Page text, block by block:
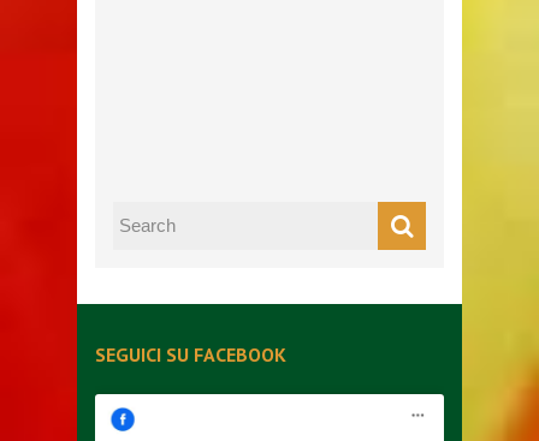
SEGUICI SU FACEBOOK